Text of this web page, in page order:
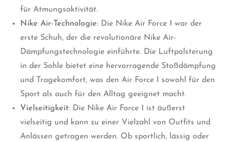
für Atmungsaktivität.
Nike Air-Technologie: Die Nike Air Force 1 war der
erste Schuh, der die revolutionäre Nike Air-
Dämpfungstechnologie einführte. Die Luftpolsterung
in der Sohle bietet eine hervorragende Stoßdämpfung
und Tragekomfort, was den Air Force 1 sowohl für den
Sport als auch für den Alltag geeignet macht.
Vielseitigkeit: Die Nike Air Force 1 ist äußerst
vielseitig und kann zu einer Vielzahl von Outfits und
Anlässen getragen werden. Ob sportlich, lässig oder